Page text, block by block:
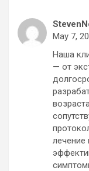
May 7,
Наша
— от